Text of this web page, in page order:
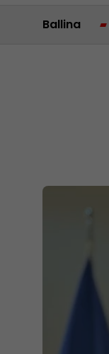
Ballina